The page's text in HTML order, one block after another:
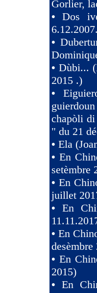
Gorlier,
•Dos
•
•Dùbi...
2015 .)
•
chapòli
" du 21
• Ela
• En
setèmbre
•En
juillet
•En
•En
• En
2015)
• En